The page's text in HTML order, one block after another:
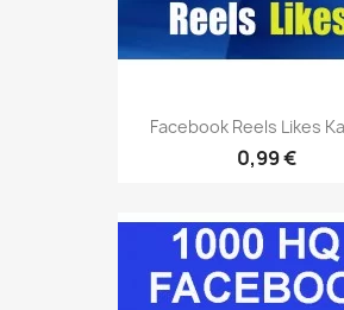
Facebook Reels Likes
0,99 €